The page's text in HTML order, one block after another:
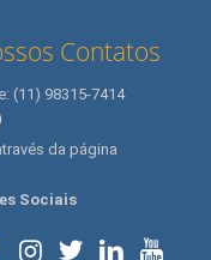
Contatos
(11) 98315-7414
da página
Sociais